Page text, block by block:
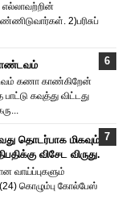
எல்லாவற்றின்
2)பரிசுப்
கணா காண்கிறேன்
கவுத்து விட்டது
தொடர்பாக மிகவும்
விசேட விருது.
வாய்ப்புகளும்
கொழும்பு கோல்பேஸ்